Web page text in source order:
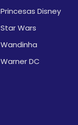
Princesas Disney
Star Wars
Wandinha
Warner DC